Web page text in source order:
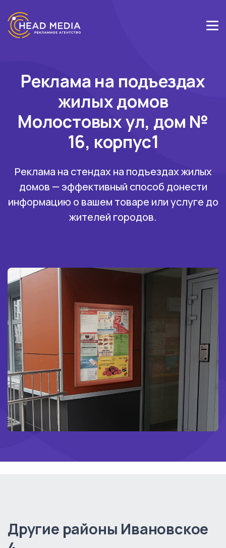
Реклама на подъездах
жилых домов
Молостовых ул, дом №
16, корпус1
Реклама на стендах на подъездах жилых
домов — эффективный способ донести
информацию о вашем товаре или услуге до
жителей городов.
Другие районы Ивановское